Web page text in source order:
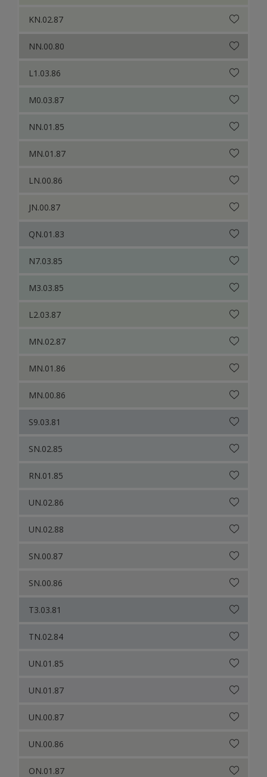
KN.02.87
NN.00.80
L1.03.86
M0.03.87
NN.01.85
MN.01.87
LN.00.86
JN.00.87
QN.01.83
N7.03.85
M3.03.85
L2.03.87
MN.02.87
MN.01.86
MN.00.86
S9.03.81
SN.02.85
RN.01.85
UN.02.86
UN.02.88
SN.00.87
SN.00.86
T3.03.81
TN.02.84
UN.01.85
UN.01.87
UN.00.87
UN.00.86
ON.01.87